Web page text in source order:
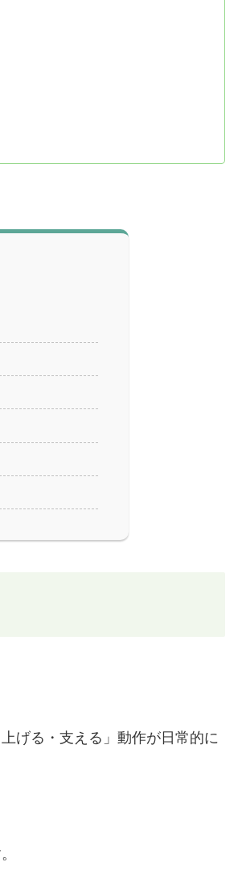
げる・支える」動作が日常的に